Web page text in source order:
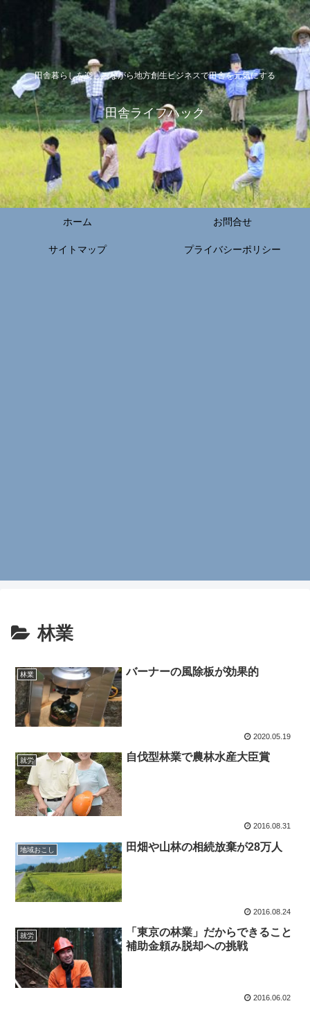
田舎暮らしを楽しみながら地方創生ビジネスで田舎を元気にする
田舎ライフハック
ホーム お問合せ
サイトマップ プライバシーポリシー
林業
林業 バーナーの風除板が効果的
2020.05.19
就労 自伐型林業で農林水産大臣賞
2016.08.31
地域おこし 田畑や山林の相続放棄が28万人
2016.08.24
就労
「東京の林業」だからできること
補助金頼み脱却への挑戦
2016.06.02